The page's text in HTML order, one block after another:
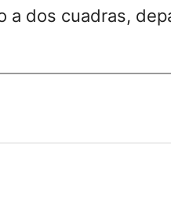
a dos cuadras,